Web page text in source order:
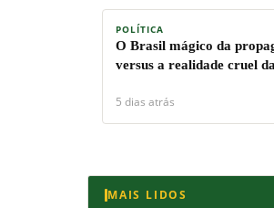
POLÍTICA
O Brasil mágico da
versus a realidade cruel
5 dias atrás
MAIS LIDOS